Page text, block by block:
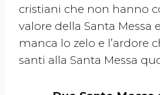
cristiani che non hanno
valore della Santa Messa
manca lo zelo e l’ardore
santi alla Santa Messa